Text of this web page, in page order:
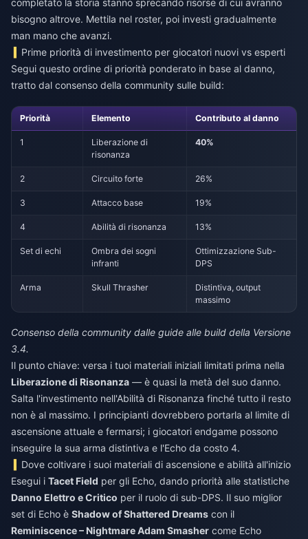
completato la storia stanno sprecando risorse di cui avranno
bisogno altrove. Mettila nel roster, poi investi gradualmente
man mano che avanzi.
Prime priorità di investimento per giocatori nuovi vs esperti
Segui questo ordine di priorità ponderato in base al danno,
tratto dal consenso della community sulle build:
Priorità Elemento Contributo al danno
1
Liberazione di
risonanza
40%
2 Circuito forte 26%
3 Attacco base 19%
4 Abilità di risonanza 13%
Set di echi
Ombra dei sogni
infranti
Ottimizzazione Sub-
DPS
Arma Skull Thrasher
Distintiva, output
massimo
Consenso della community dalle guide alle build della Versione
3.4.
Il punto chiave: versa i tuoi materiali iniziali limitati prima nella
Liberazione di Risonanza — è quasi la metà del suo danno.
Salta l'investimento nell'Abilità di Risonanza finché tutto il resto
non è al massimo. I principianti dovrebbero portarla al limite di
ascensione attuale e fermarsi; i giocatori endgame possono
inseguire la sua arma distintiva e l'Echo da costo 4.
Dove coltivare i suoi materiali di ascensione e abilità all'inizio
Esegui i Tacet Field per gli Echo, dando priorità alle statistiche
Danno Elettro e Critico per il ruolo di sub-DPS. Il suo miglior
set di Echo è Shadow of Shattered Dreams con il
Reminiscence – Nightmare Adam Smasher come Echo